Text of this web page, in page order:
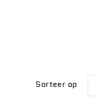
Sorteer op